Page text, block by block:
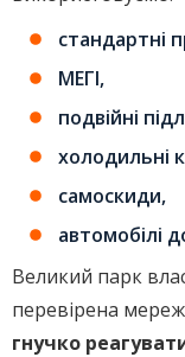
стандартні
МЕГІ,
подвійні
холодильні
самоскиди,
автомобілі
Великий парк
перевірена
гнучко